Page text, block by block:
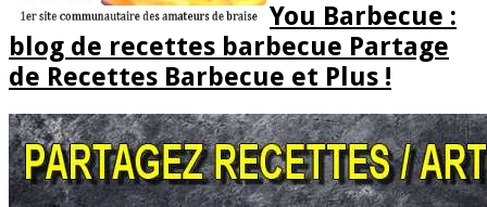
You Barbecue :
blog de recettes barbecue Partage
de Recettes Barbecue et Plus !